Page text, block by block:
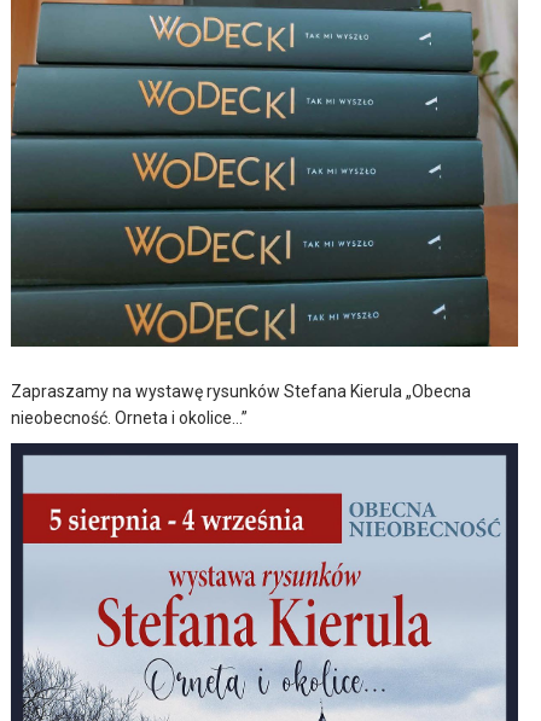
Zapraszamy na wystawę rysunków Stefana Kierula „Obecna
nieobecność. Orneta i okolice…”